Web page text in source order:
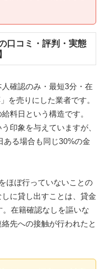
口コミ・評判・実態
確認のみ・最短3分・在
を売りにした業者です。
料日という構造です。
印象を与えていますが、
ある場合も同じ30%の金
ほぼ行っていないことの
に貸し出すことは、貸金
在籍確認なしを謳いな
先への接触が行われたと